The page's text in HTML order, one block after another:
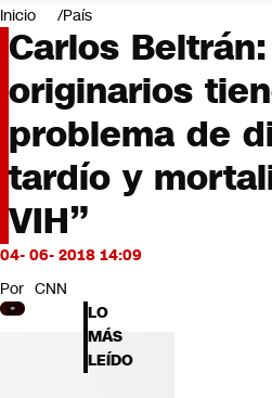
Negocios
Deportes
Programas completos
Cultura
Servicios
Bits
CNN Data
CNN tiempo
Futuro 360
Opinión
Inicio País
Carlos
originarios
problema de
tardío y
VIH”
04- 06- 2018 14:09
Por CNN
LO
MÁS
LEÍDO